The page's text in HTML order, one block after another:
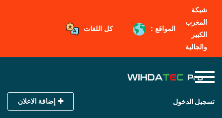
شبكة
المغرب
الكبير
والجالية
المواقع : كل اللغات
تسجيل الدخول إضافة الاعلان